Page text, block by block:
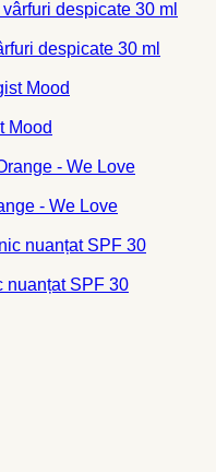
despicate 30 ml
Mood
- We Love
nuanțat SPF 30